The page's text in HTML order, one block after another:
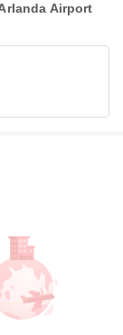
Airport